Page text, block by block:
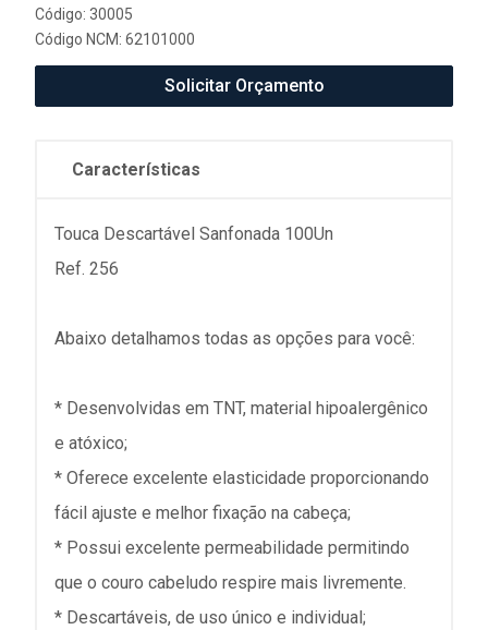
Código: 30005
Código NCM: 62101000
Solicitar Orçamento
Características
Touca Descartável Sanfonada 100Un
Ref. 256
Abaixo detalhamos todas as opções para você:
* Desenvolvidas em TNT, material hipoalergênico
e atóxico;
* Oferece excelente elasticidade proporcionando
fácil ajuste e melhor fixação na cabeça;
* Possui excelente permeabilidade permitindo
que o couro cabeludo respire mais livremente.
* Descartáveis, de uso único e individual;